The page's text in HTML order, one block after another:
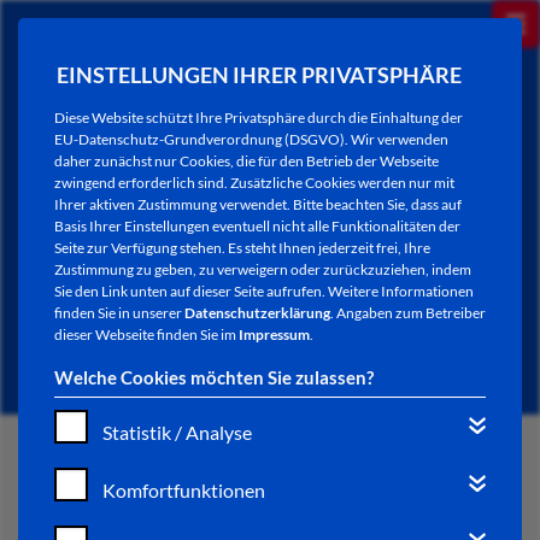
EINSTELLUNGEN IHRER PRIVATSPHÄRE
Diese Website schützt Ihre Privatsphäre durch die Einhaltung der
EU-Datenschutz-Grundverordnung (DSGVO). Wir verwenden
daher zunächst nur Cookies, die für den Betrieb der Webseite
zwingend erforderlich sind. Zusätzliche Cookies werden nur mit
Ihrer aktiven Zustimmung verwendet. Bitte beachten Sie, dass auf
Basis Ihrer Einstellungen eventuell nicht alle Funktionalitäten der
Seite zur Verfügung stehen. Es steht Ihnen jederzeit frei, Ihre
Zustimmung zu geben, zu verweigern oder zurückzuziehen, indem
Sie den Link unten auf dieser Seite aufrufen. Weitere Informationen
finden Sie in unsererDatenschutzerklärung. Angaben zum Betreiber
dieser Webseite finden Sie im Impressum.
Welche Cookies möchten Sie zulassen?
Statistik / Analyse
Komfortfunktionen
NEWSLETTER / CITY LETTER
START